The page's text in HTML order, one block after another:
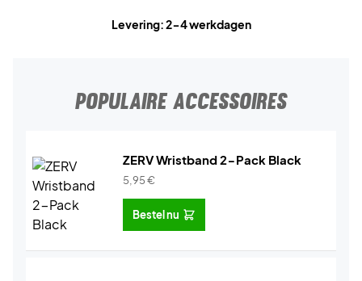
Levering: 2-4 werkdagen
POPULAIRE ACCESSOIRES
ZERV Wristband 2-Pack Black
5,95€
Bestel nu